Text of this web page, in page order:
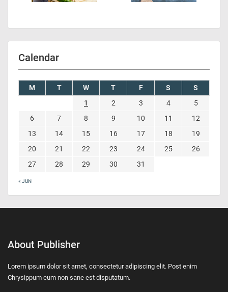
Calendar
M T W T F S S
« JUN
1 2 3 4
5
6
7 8 9 10 11
12
13
14 15 16 17 18
19
20
21 22 23 24 25
26
27
28 29 30 31
About Publisher
Lorem ipsum dolor sit amet, consectetur adipiscing elit. Post enim
Chrysippum eum non sane est disputatum.